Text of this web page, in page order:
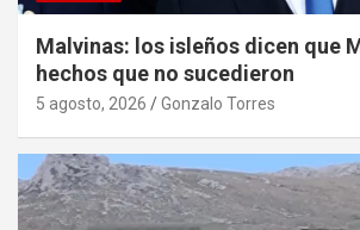
Malvinas: los isleños dicen que
hechos que no sucedieron
5 agosto, 2026 Gonzalo Torres